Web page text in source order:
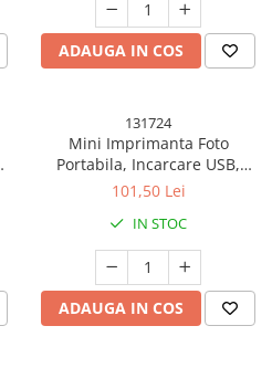
Love, Roz
ADAUGA IN COS
131724
Mini Imprimanta Foto
Portabila, Incarcare USB,
Bluetooth, Model Pisica, Print
101,50 Lei
IN STOC
ADAUGA IN COS